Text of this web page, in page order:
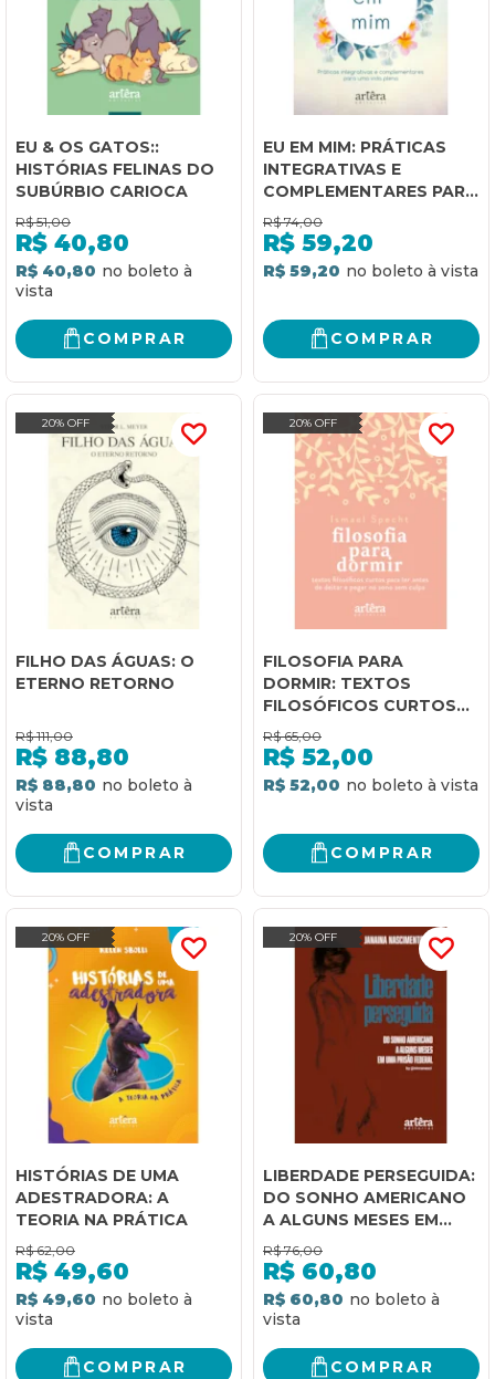
EU & OS GATOS::
HISTÓRIAS FELINAS DO
SUBÚRBIO CARIOCA
R$ 51,00
R$ 40,80
R$ 40,80
COMPRAR
EU EM MIM: PRÁTICAS
INTEGRATIVAS E
COMPLEMENTARES PARA
UMA VIDA PLENA
R$ 74,00
R$ 59,20
R$ 59,20
COMPRAR
20% OFF
FILHO DAS ÁGUAS: O
ETERNO RETORNO
R$ 111,00
R$ 88,80
R$ 88,80
COMPRAR
20% OFF
FILOSOFIA PARA
DORMIR: TEXTOS
FILOSÓFICOS CURTOS
PARA LER ANTES DE
DEITAR E PEGAR NO
SONO SEM CULPA
R$ 65,00
R$ 52,00
R$ 52,00
COMPRAR
20% OFF
HISTÓRIAS DE UMA
ADESTRADORA: A
TEORIA NA PRÁTICA
R$ 62,00
R$ 49,60
R$ 49,60
COMPRAR
20% OFF
LIBERDADE PERSEGUIDA:
DO SONHO AMERICANO
A ALGUNS MESES EM
UMA PRISÃO FEDERAL
R$ 76,00
R$ 60,80
R$ 60,80
COMPRAR